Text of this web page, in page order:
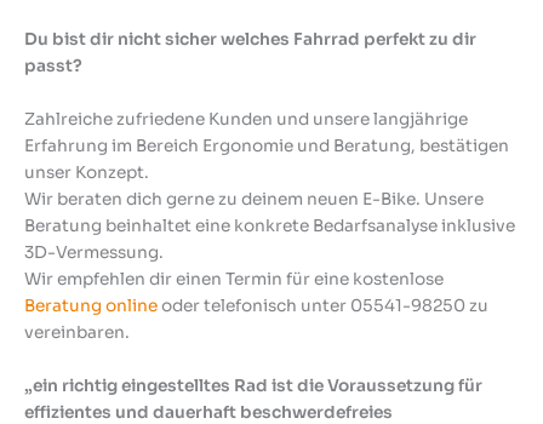
Du bist dir nicht sicher welches Fahrrad perfekt zu dir
passt?
Zahlreiche zufriedene Kunden und unsere langjährige
Erfahrung im Bereich Ergonomie und Beratung, bestätigen
unser Konzept.
Wir beraten dich gerne zu deinem neuen E-Bike. Unsere
Beratung beinhaltet eine konkrete Bedarfsanalyse inklusive
3D-Vermessung.
Wir empfehlen dir einen Termin für eine kostenlose
Beratung onlineoder telefonisch unter 05541-98250 zu
vereinbaren.
„ein richtig eingestelltes Rad ist die Voraussetzung für
effizientes und dauerhaft beschwerdefreies